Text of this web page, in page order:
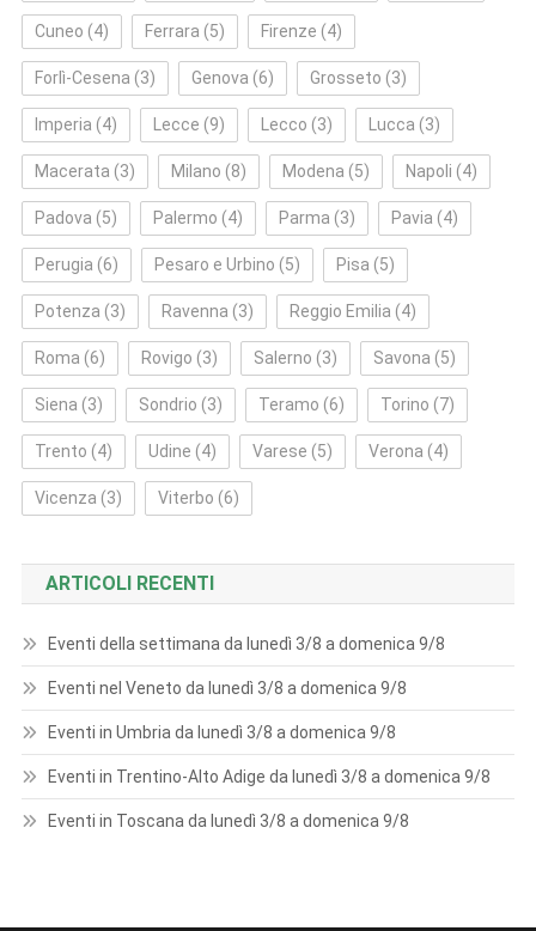
Cuneo (4) Ferrara (5) Firenze (4)
Forlì‑Cesena (3) Genova (6) Grosseto (3)
Imperia (4) Lecce (9) Lecco (3) Lucca (3)
Macerata (3) Milano (8) Modena (5) Napoli (4)
Padova (5) Palermo (4) Parma (3) Pavia (4)
Perugia (6) Pesaro e Urbino (5) Pisa (5)
Potenza (3) Ravenna (3) Reggio Emilia (4)
Roma (6) Rovigo (3) Salerno (3) Savona (5)
Siena (3) Sondrio (3) Teramo (6) Torino (7)
Trento (4) Udine (4) Varese (5) Verona (4)
Vicenza (3) Viterbo (6)
ARTICOLI RECENTI
Eventi della settimana da lunedì 3/8 a domenica 9/8
Eventi nel Veneto da lunedì 3/8 a domenica 9/8
Eventi in Umbria da lunedì 3/8 a domenica 9/8
Eventi in Trentino-Alto Adige da lunedì 3/8 a domenica 9/8
Eventi in Toscana da lunedì 3/8 a domenica 9/8